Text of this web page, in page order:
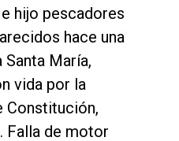
hijo pescadores
hace una
Santa María,
vida por la
Constitución,
Falla de motor